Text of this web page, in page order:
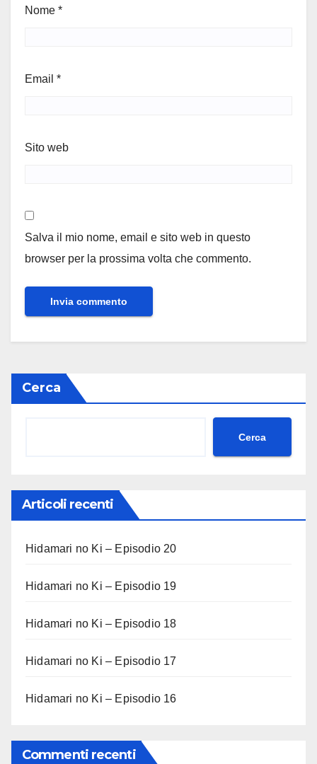
Nome *
Email *
Sito web
Salva il mio nome, email e sito web in questo
browser per la prossima volta che commento.
Cerca
Cerca
Articoli recenti
Hidamari no Ki – Episodio 20
Hidamari no Ki – Episodio 19
Hidamari no Ki – Episodio 18
Hidamari no Ki – Episodio 17
Hidamari no Ki – Episodio 16
Commenti recenti